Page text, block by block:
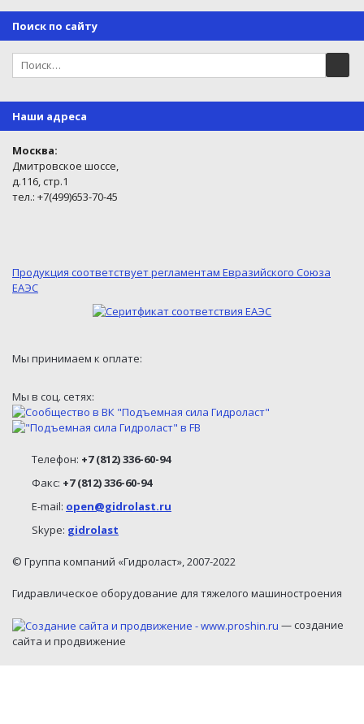
Поиск по сайту
Наши адреса
Москва:
Дмитровское шоссе,
д.116, стр.1
тел.: +7(499)653-70-45
Продукция соответствует регламентам Евразийского Союза
ЕАЭС
Мы принимаем к оплате:
Мы в соц. сетях:
Телефон: +7 (812) 336-60-94
Факс: +7 (812) 336-60-94
E-mail: open@gidrolast.ru
Skype: gidrolast
© Группа компаний «Гидроласт», 2007-2022
Гидравлическое оборудование для тяжелого машиностроения
— создание
сайта и продвижение